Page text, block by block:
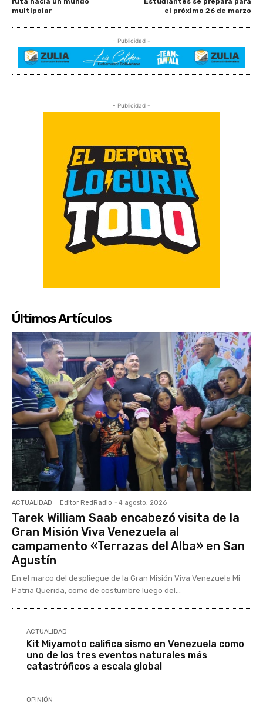
multipolar
el próximo 26 de marzo
- Publicidad -
- Publicidad -
Últimos Artículos
ACTUALIDAD Editor RedRadio - 4 agosto, 2026
Tarek William Saab encabezó visita de la
Gran Misión Viva Venezuela al
campamento «Terrazas del Alba» en San
Agustín
En el marco del despliegue de la Gran Misión Viva Venezuela Mi
Patria Querida, como de costumbre luego del...
ACTUALIDAD
Kit Miyamoto califica sismo en Venezuela como
uno de los tres eventos naturales más
catastróficos a escala global
OPINIÓN